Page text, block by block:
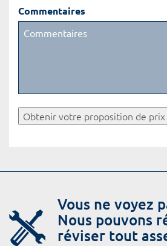
Commentaires
Obtenir votre proposition de prix
Vous ne voyez
Nous pouvons
réviser tout